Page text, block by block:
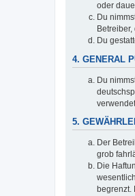
oder
Du
Du
4. GENERAL
Du
5.
Der
grob
Die
begrenzt.